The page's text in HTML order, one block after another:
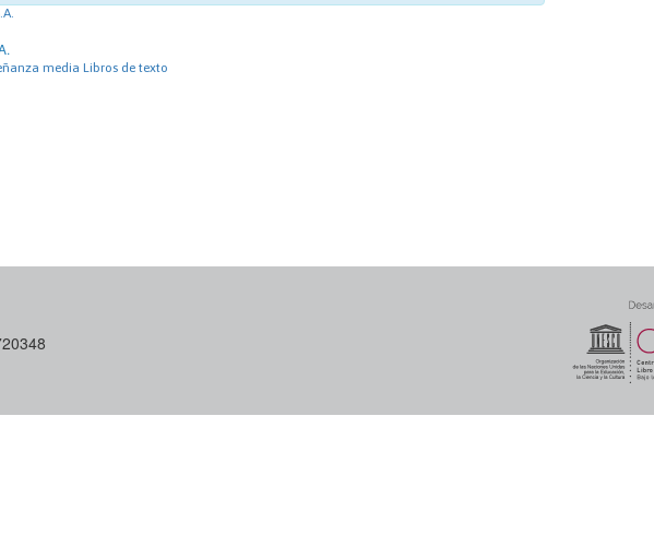
media Libros de texto